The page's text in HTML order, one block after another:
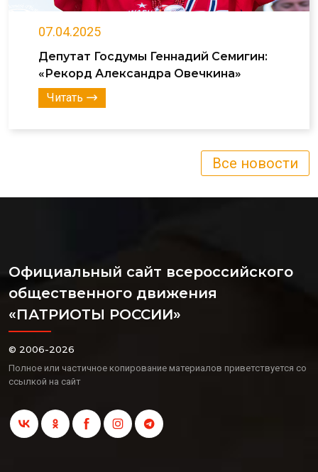
07.04.2025
Депутат Госдумы Геннадий Семигин:
«Рекорд Александра Овечкина»
Читать
Все новости
Официальный сайт всероссийского
общественного движения
«ПАТРИОТЫ РОССИИ»
© 2006-2026
Полное или частичное копирование материалов приветствуется со
ссылкой на сайт